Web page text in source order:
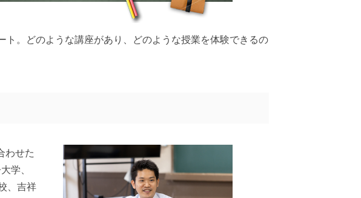
。どのような講座があり、どのような授業を体験できるの
わせた
学、
、吉祥